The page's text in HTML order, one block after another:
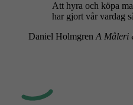
Att hyra och köpa
har gjort vår vardag
Daniel Holmgren A Måleri